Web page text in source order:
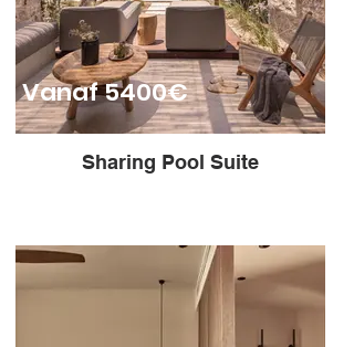
Sharing Pool Suite
Vanaf 5400€